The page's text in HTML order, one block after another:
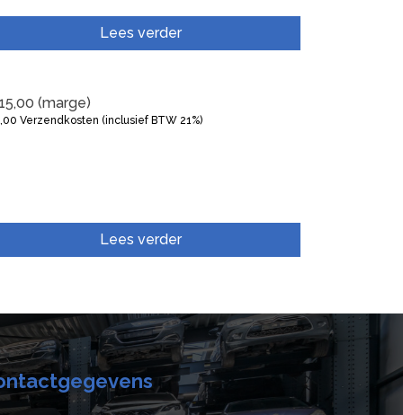
Lees verder
(marge)
Verzendkosten (inclusief BTW 21%)
Lees verder